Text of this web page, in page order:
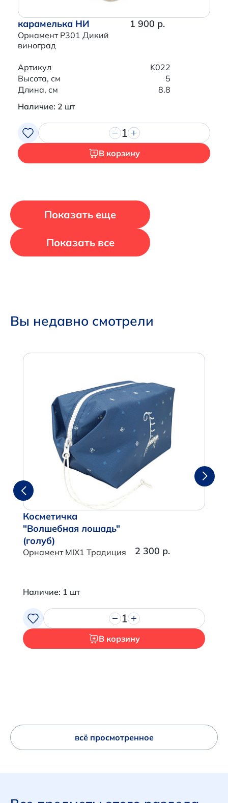
карамелька НИ
Орнамент P301 Дикий
виноград
1 900 р.
Артикул
K022
Высота, см
5
Длина, см
8.8
Наличие: 2 шт
1
В корзину
Показать еще
Показать все
Вы недавно смотрели
Косметичка
"Волшебная лошадь"
(голуб)
Орнамент MIX1 Традиция 2 300 р.
Наличие: 1 шт
1
В корзину
всё просмотренное